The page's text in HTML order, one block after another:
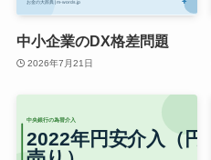
中小企業のDX格差問題
2026年7月21日